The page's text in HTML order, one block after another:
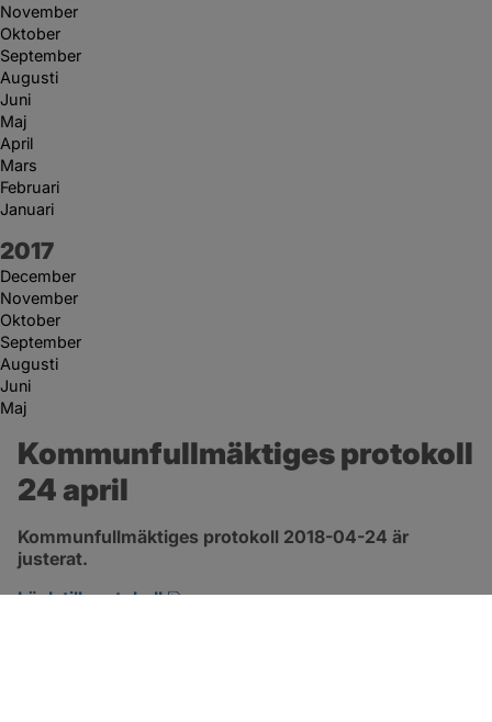
November
Oktober
September
Augusti
Juni
Maj
April
Mars
Februari
Januari
År:
2017
December
November
Oktober
September
Augusti
Juni
Maj
Kommunfullmäktiges protokoll
24 april
Kommunfullmäktiges protokoll 2018-04-24 är
justerat.
Länk till protokoll
pdf, 2.9 MB, öppnas i nytt fönster.